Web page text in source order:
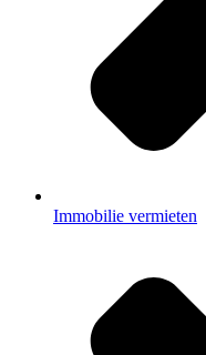
Immobilie vermieten